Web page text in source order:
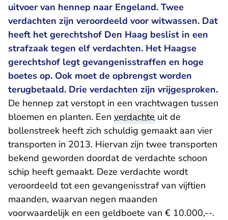
uitvoer van hennep naar Engeland. Twee
verdachten zijn veroordeeld voor witwassen. Dat
heeft het gerechtshof Den Haag beslist in een
strafzaak tegen elf verdachten. Het Haagse
gerechtshof legt gevangenisstraffen en hoge
boetes op. Ook moet de opbrengst worden
terugbetaald. Drie verdachten zijn vrijgesproken.
De hennep zat verstopt in een vrachtwagen tussen
bloemen en planten. Een verdachte uit de
bollenstreek heeft zich schuldig gemaakt aan vier
transporten in 2013. Hiervan zijn twee transporten
bekend geworden doordat de verdachte schoon
schip heeft gemaakt. Deze verdachte wordt
veroordeeld tot een gevangenisstraf van vijftien
maanden, waarvan negen maanden
voorwaardelijk en een geldboete van € 10.000,--.